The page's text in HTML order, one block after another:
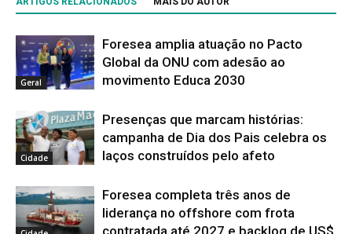
Geral
Foresea amplia atuação no Pacto
Global da ONU com adesão ao
movimento Educa 2030
Cidade
Presenças que marcam histórias:
campanha de Dia dos Pais celebra os
laços construídos pelo afeto
Foresea completa três anos de
liderança no offshore com frota
contratada até 2027 e backlog de US$